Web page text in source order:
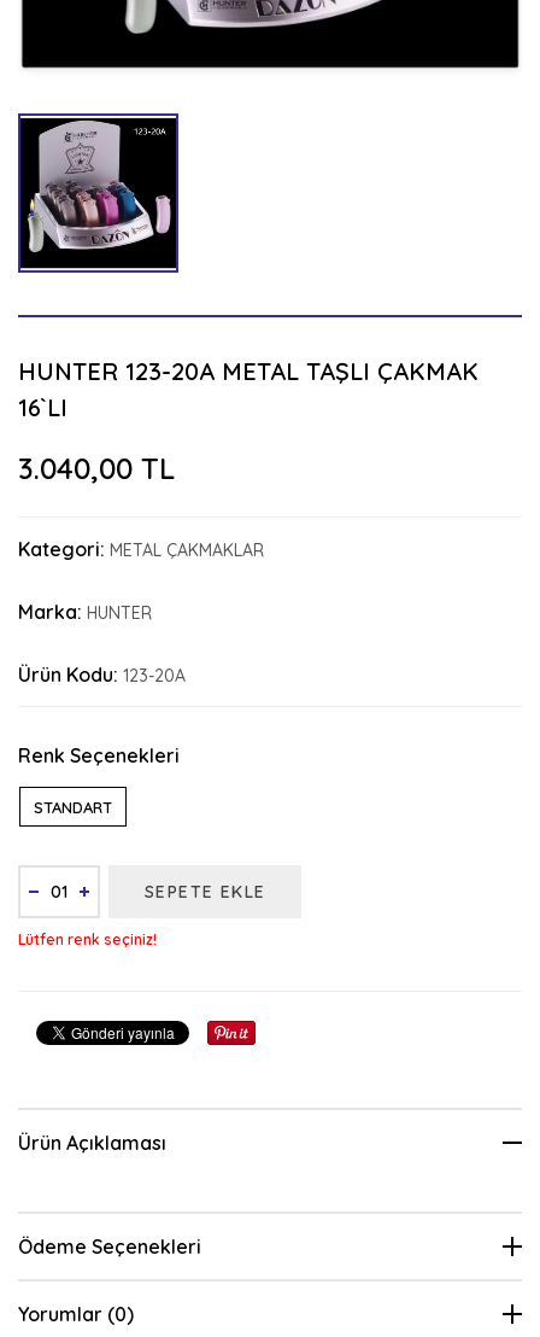
HUNTER 123-20A METAL TAŞLI ÇAKMAK
16`LI
3.040,00 TL
Kategori: METAL ÇAKMAKLAR
Marka: HUNTER
Ürün Kodu: 123-20A
Renk Seçenekleri
STANDART
SEPETE EKLE
Lütfen renk seçiniz!
Ürün Açıklaması
Ödeme Seçenekleri
Yorumlar (0)